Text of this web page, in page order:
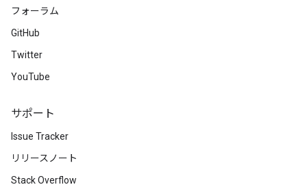
フォーラム
GitHub
Twitter
YouTube
サポート
Issue Tracker
リリースノート
Stack Overflow